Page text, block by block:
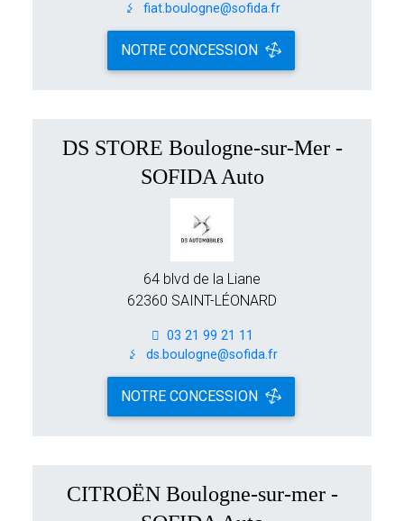
fiat.boulogne@sofida.fr
NOTRE CONCESSION
DS STORE Boulogne-sur-Mer -
SOFIDA Auto
64 blvd de la Liane
62360 SAINT-LÉONARD
03 21 99 21 11
ds.boulogne@sofida.fr
NOTRE CONCESSION
CITROËN Boulogne-sur-mer -